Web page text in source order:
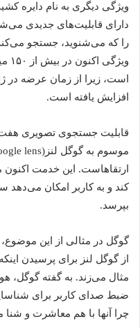
دارای قابلیت‌های جدیدی
را که می‌شنوید، جستجو
است، زیرا از زمان عرضه در
افزایش یافته است.
قابلیت جستجوی تصویری
ارتقاهاست. این خدمت اکنون
کند و به کاربر امکان می‌دهد
بپرسد.
گوگل در مثالی از این
از گوگل لنز برای پرسیدن
مثال می‌زند. به گفته گوگل،
ضبط صدای کاربر برای
چرا آنها با هم معاشرت و شنا